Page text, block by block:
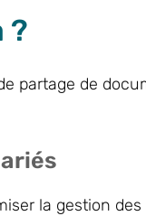
?
partage de
la gestion